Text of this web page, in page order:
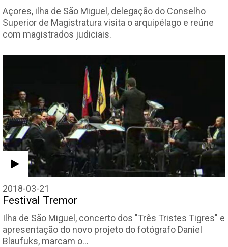
Açores, ilha de São Miguel, delegação do Conselho
Superior de Magistratura visita o arquipélago e reúne
com magistrados judiciais.
2018-03-21
Festival Tremor
Ilha de São Miguel, concerto dos "Três Tristes Tigres" e
apresentação do novo projeto do fotógrafo Daniel
Blaufuks, marcam o…